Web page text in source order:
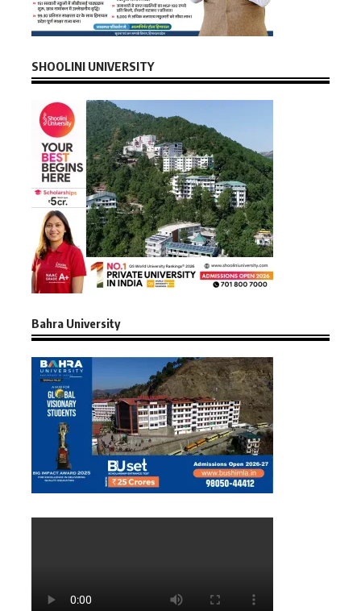
SHOOLINI UNIVERSITY
Bahra University